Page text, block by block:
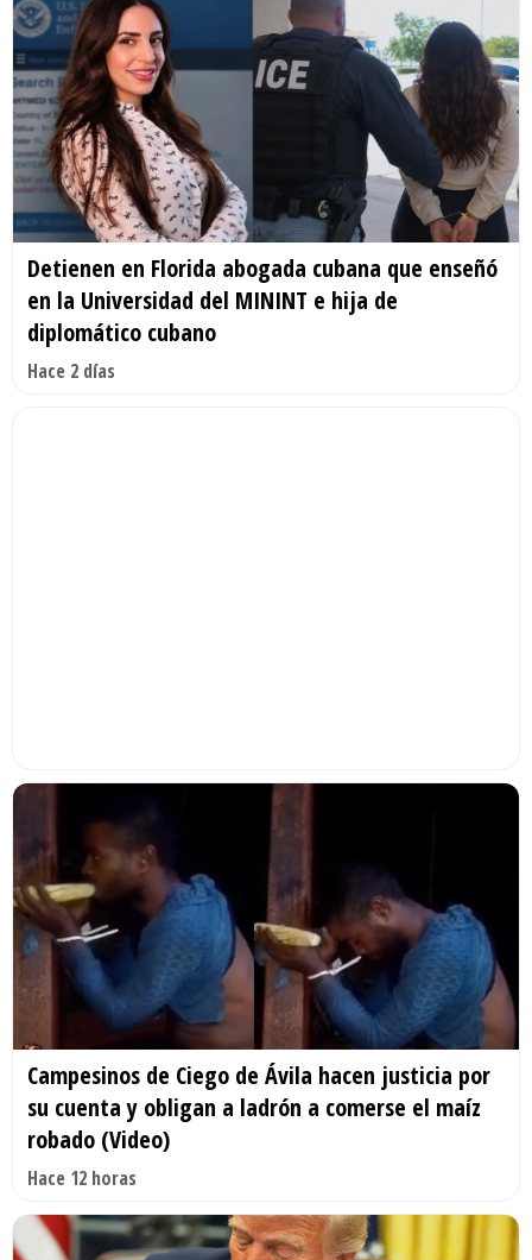
Detienen en Florida abogada cubana que enseñó
en la Universidad del MININT e hija de
diplomático cubano
Hace 2 días
Campesinos de Ciego de Ávila hacen justicia por
su cuenta y obligan a ladrón a comerse el maíz
robado (Video)
Hace 12 horas